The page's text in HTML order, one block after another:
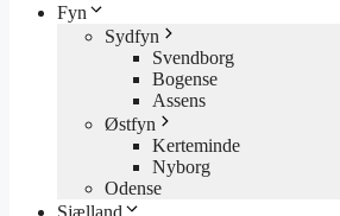
Fyn
Sydfyn
Svendborg
Bogense
Assens
Østfyn
Kerteminde
Nyborg
Odense
Sjælland